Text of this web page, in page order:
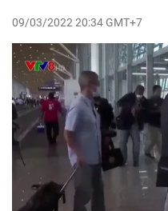
09/03/2022 20:34 GMT+7